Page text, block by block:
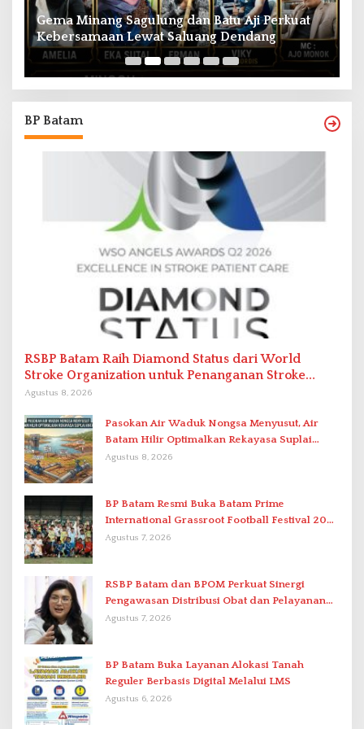
Gema Minang Sagulung dan Batu Aji Perkuat
Kebersamaan Lewat Saluang Dendang
BP Batam
RSBP Batam Raih Diamond Status dari World
Stroke Organization untuk Penanganan Stroke
Berstandar Internasional
Agustus 8, 2026
Pasokan Air Waduk Nongsa Menyusut, Air
Batam Hilir Optimalkan Rekayasa Suplai
Antar-IPAM
Agustus 8, 2026
BP Batam Resmi Buka Batam Prime
International Grassroot Football Festival 2026
di Stadion Temenggung Abdul Jamal
Agustus 7, 2026
RSBP Batam dan BPOM Perkuat Sinergi
Pengawasan Distribusi Obat dan Pelayanan
Kefarmasian
Agustus 7, 2026
BP Batam Buka Layanan Alokasi Tanah
Reguler Berbasis Digital Melalui LMS
Agustus 6, 2026